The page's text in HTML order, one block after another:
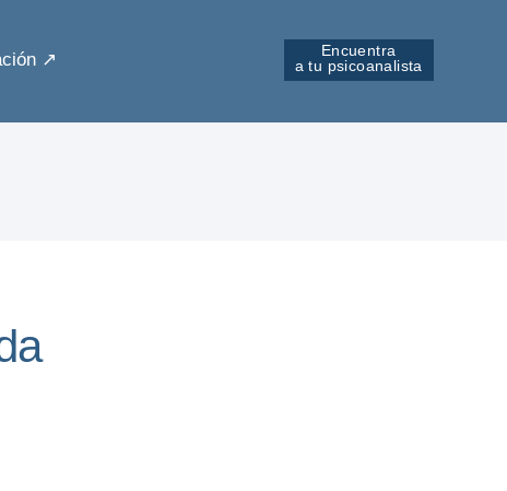
↗︎
Encuentra
a tu psicoanalista